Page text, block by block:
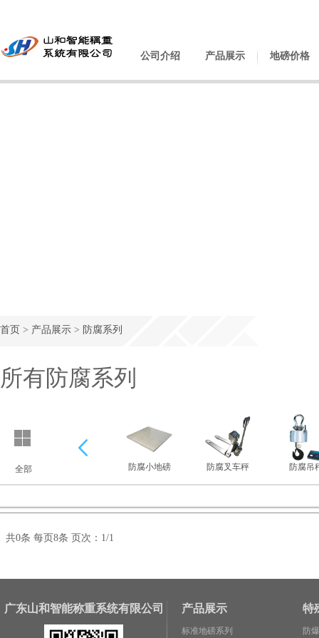
公司介绍 产品展示 地磅价格
首页 > 产品展示 > 防腐系列
所有防腐系列
全部 防腐小地磅 防腐叉车秤 防腐吊
共0条 每页8条 页次：1/1
广东山和智能称重系统有限公司 产品展示
标准地磅系列
特
防